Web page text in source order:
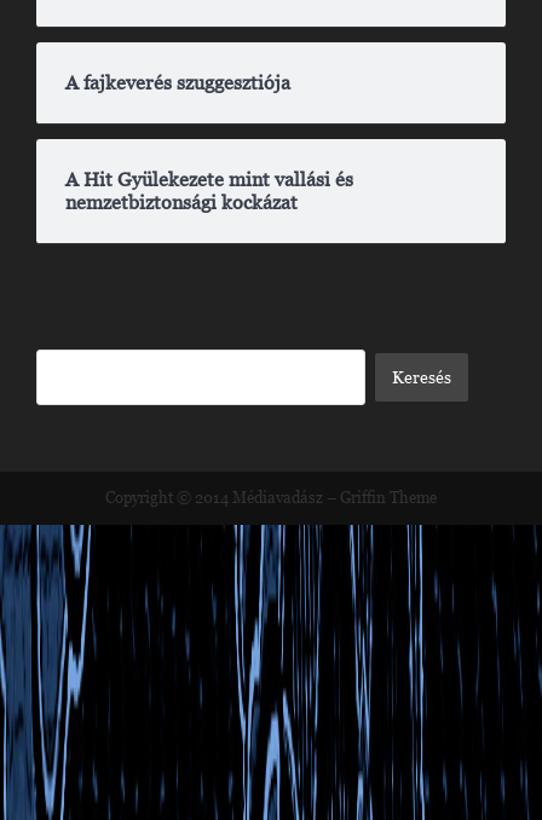
A fajkeverés szuggesztiója
A Hit Gyülekezete mint vallási és
nemzetbiztonsági kockázat
Copyright © 2014 Médiavadász – Griffin Theme